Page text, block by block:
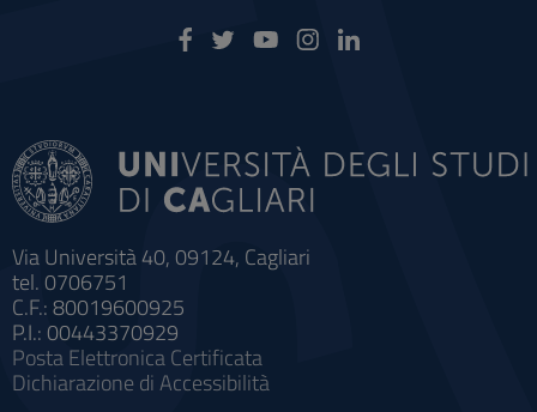
Via Università 40, 09124, Cagliari
tel. 0706751
C.F.: 80019600925
P.I.: 00443370929
Posta Elettronica Certificata
Dichiarazione di Accessibilità